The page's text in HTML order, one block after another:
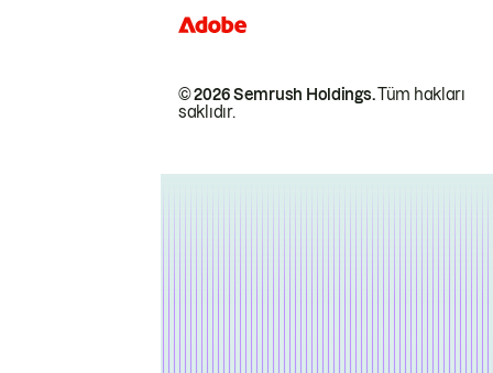
© 2026 Semrush Holdings.Tüm hakları
saklıdır.